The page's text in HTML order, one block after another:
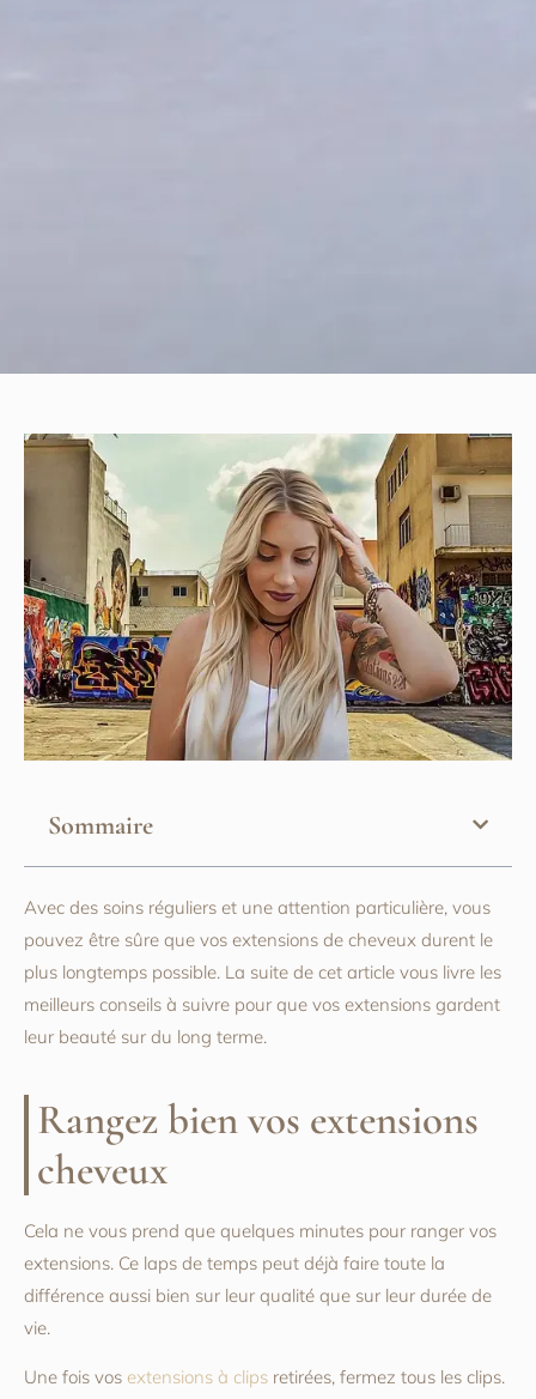
Sommaire
Avec des soins réguliers et une attention particulière, vous
pouvez être sûre que vos extensions de cheveux durent le
plus longtemps possible. La suite de cet article vous livre les
meilleurs conseils à suivre pour que vos extensions gardent
leur beauté sur du long terme.
Rangez bien vos extensions
cheveux
Cela ne vous prend que quelques minutes pour ranger vos
extensions. Ce laps de temps peut déjà faire toute la
différence aussi bien sur leur qualité que sur leur durée de
vie.
Une fois vos extensions à clips retirées, fermez tous les clips.